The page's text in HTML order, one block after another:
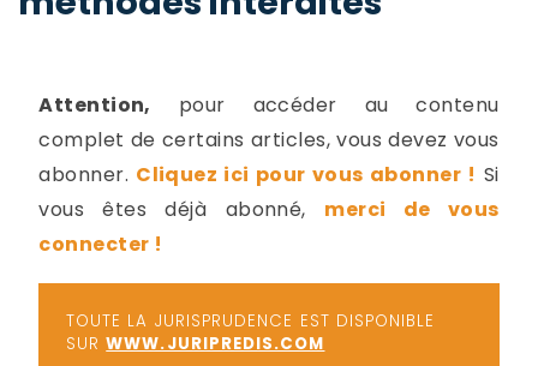
Attention, pour accéder au contenu
complet de certains articles, vous devez vous
abonner. Cliquez ici pour vous abonner ! Si
vous êtes déjà abonné, merci de vous
connecter !
TOUTE LA JURISPRUDENCE EST DISPONIBLE
SURWWW.JURIPREDIS.COM